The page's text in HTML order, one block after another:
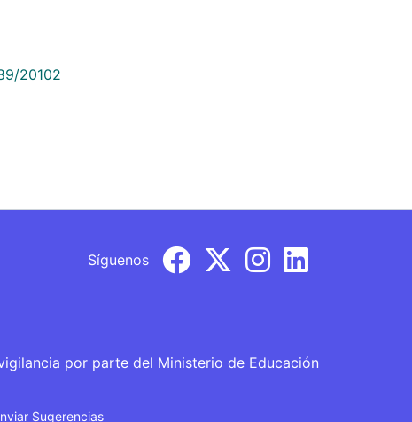
20102
Síguenos
por parte del Ministerio de Educación
Sugerencias